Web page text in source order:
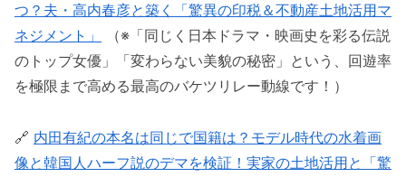
つ？夫・高内春彦と築く「驚異の印税＆不動産土地活用マ
ネジメント」
（※「同じく日本ドラマ・映画史を彩る伝説
のトップ女優」「変わらない美貌の秘密」という、回遊率
を極限まで高める最高のバケツリレー動線です！）
🔗 内田有紀の本名は同じで国籍は？モデル時代の水着画
像と韓国人ハーフ説のデマを検証！実家の土地活用と「驚